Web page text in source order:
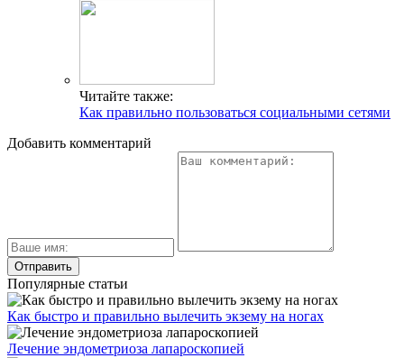
Читайте также:
Как правильно пользоваться социальными сетями
Добавить комментарий
Популярные статьи
Как быстро и правильно вылечить экзему на ногах
Лечение эндометриоза лапароскопией